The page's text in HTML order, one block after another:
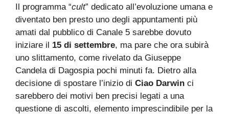
Il programma “cult” dedicato all’evoluzione umana e
diventato ben presto uno degli appuntamenti più
amati dal pubblico di Canale 5 sarebbe dovuto
iniziare il 15 di settembre, ma pare che ora subirà
uno slittamento, come rivelato da Giuseppe
Candela di Dagospia pochi minuti fa. Dietro alla
decisione di spostare l’inizio di Ciao Darwin ci
sarebbero dei motivi ben precisi legati a una
questione di ascolti, elemento imprescindibile per la